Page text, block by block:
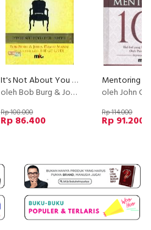
It's Not About You - Kisah Tentang Hal Terpenting Di Dunia Bisnis
oleh Bob Burg & John David Mann
Rp 108.000
Rp 86.400
oleh John C.
Rp 114.000
Rp 91.200